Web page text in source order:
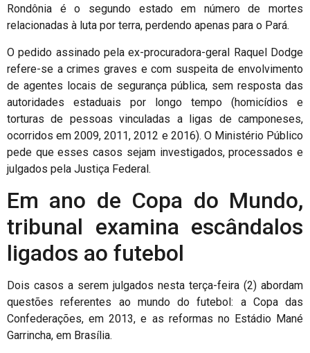
Rondônia é o segundo estado em número de mortes
relacionadas à luta por terra, perdendo apenas para o Pará.
O pedido assinado pela ex-procuradora-geral Raquel Dodge
refere-se a crimes graves e com suspeita de envolvimento
de agentes locais de segurança pública, sem resposta das
autoridades estaduais por longo tempo (homicídios e
torturas de pessoas vinculadas a ligas de camponeses,
ocorridos em 2009, 2011, 2012 e 2016). O Ministério Público
pede que esses casos sejam investigados, processados e
julgados pela Justiça Federal.
Em ano de Copa do Mundo,
tribunal examina escândalos
ligados ao futebol
Dois casos a serem julgados nesta terça-feira (2) abordam
questões referentes ao mundo do futebol: a Copa das
Confederações, em 2013, e as reformas no Estádio Mané
Garrincha, em Brasília.